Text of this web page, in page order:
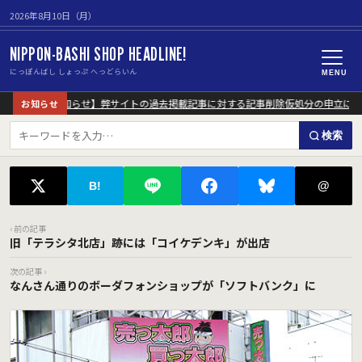
2026年8月10日（月）
NIPPON-BASHI SHOP HEADLINE!
にっぽんばし しょっぷ へっどらいん MENU
お知らせ
【重要なお知らせ】弊サイトの過去掲載記事に対する記事削除仮処分の申立につ
検索
B! @
‹ 前の記事
旧「テラシタ北店」跡には「コイケデンキ」が出店
次の記事 ›
なんさん通りのボーダフォンショップが「ソフトバンク」に